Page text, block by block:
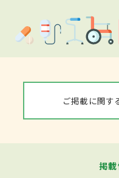
ご掲載に関す
掲